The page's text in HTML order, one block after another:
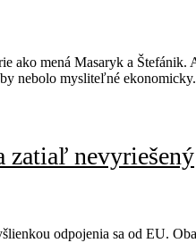
ako mená Masaryk a
by nebolo mysliteľné
zatiaľ nevyriešený
odpojenia sa od EU.